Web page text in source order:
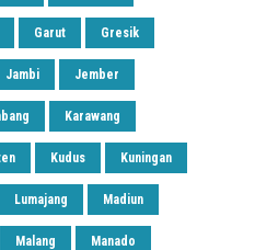
Garut Gresik
Jambi Jember
Karawang
Kudus Kuningan
Lumajang Madiun
Malang Manado